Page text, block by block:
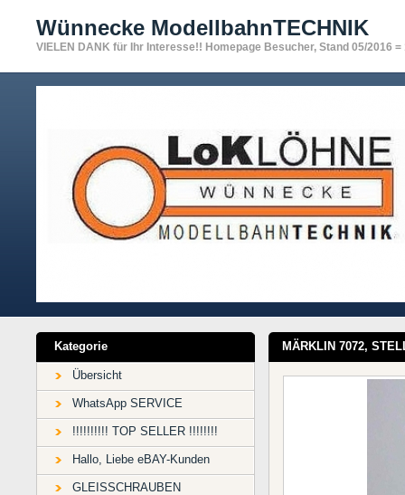
Wünnecke ModellbahnTECHNIK
VIELEN DANK für Ihr Interesse!! Homepage Besucher, Stand 05/2016 =
Kategorie
Übersicht
WhatsApp SERVICE
!!!!!!!!!! TOP SELLER !!!!!!!!
Hallo, Liebe eBAY-Kunden
GLEISSCHRAUBEN
MÄRKLIN 7072,